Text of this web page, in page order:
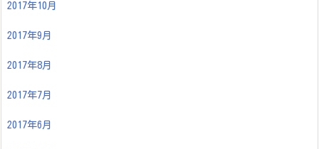
2017年10月
2017年9月
2017年8月
2017年7月
2017年6月